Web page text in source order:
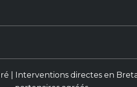
| Interventions directes en